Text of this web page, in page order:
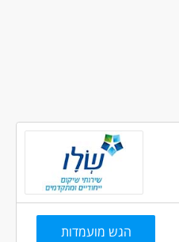
הגש מועמדות